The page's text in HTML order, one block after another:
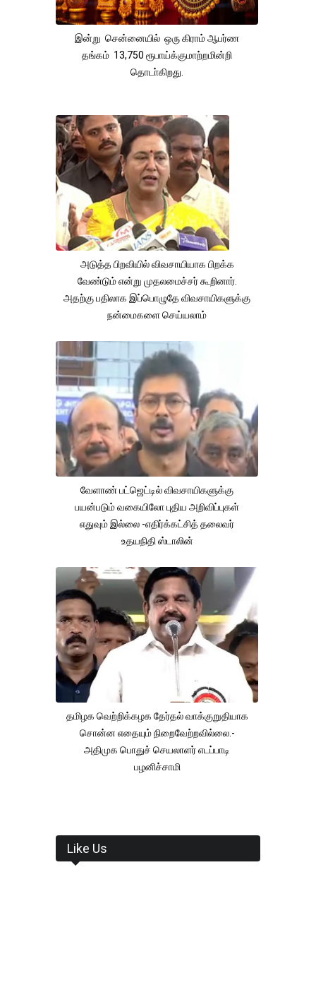
இன்று சென்னையில் ஒரு கிராம் ஆபர்ண
தங்கம் 13,750 ரூபாய்க்குமாற்றமின்றி
தொடா்கிறது.
அடுத்த பிறவியில் விவசாயியாக பிறக்க
வேண்டும் என்று முதலமைச்சர் கூறினார்.
அதற்கு பதிலாக இப்பொழுதே விவசாயிகளுக்கு
நன்மைகளை செய்யலாம்
வேளாண் பட்ஜெட்டில் விவசாயிகளுக்கு
பயன்படும் வகையிலோ புதிய அறிவிப்புகள்
எதுவும் இல்லை -எதிர்க்கட்சித் தலைவர்
உதயநிதி ஸ்டாலின்
தமிழக வெற்றிக்கழக தேர்தல் வாக்குறுதியாக
சொன்ன எதையும் நிறைவேற்றவில்லை.-
அதிமுக பொதுச் செயலாளர் எடப்பாடி
பழனிச்சாமி
Like Us